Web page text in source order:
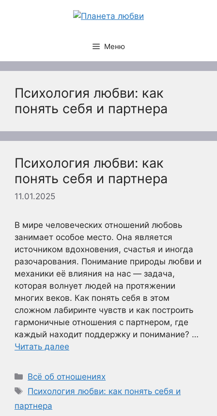
Меню
Психология любви: как
понять себя и партнера
Психология любви: как
понять себя и партнера
11.01.2025
В мире человеческих отношений любовь
занимает особое место. Она является
источником вдохновения, счастья и иногда
разочарования. Понимание природы любви и
механики её влияния на нас — задача,
которая волнует людей на протяжении
многих веков. Как понять себя в этом
сложном лабиринте чувств и как построить
гармоничные отношения с партнером, где
каждый находит поддержку и понимание? …
Читать далее
Рубрики
Всё об отношениях
Метки
Психология любви: как понять себя и
партнера